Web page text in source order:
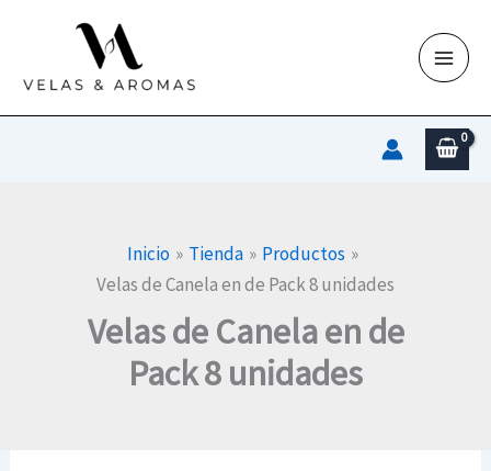
contenido
Inicio Tienda
Productos
Velas de Canela en de Pack 8 unidades
Velas de Canela en de
Pack 8 unidades